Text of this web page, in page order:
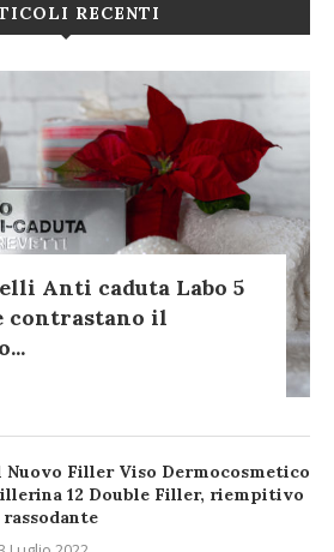
RECENTI
Anti caduta Labo 5
contrastano il
Nuovo Filler Viso Dermocosmetico
12 Double Filler, riempitivo
rassodante